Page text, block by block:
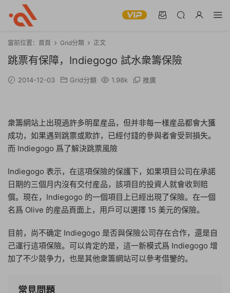
當前位置： 首頁 Grid分類 正文
跳票有保障，Indiegogo 試水衆籌保險
2014-12-03 Grid分類 1.98k 推廣
衆籌網站上出現過許多明星産品，但并非每一樣産品都會大獲
成功，如果遇到跳票或欺詐，已經付錢的參與者會受到損失。
而 Indiegogo 爲了解決跳票風險
Indiegogo 表示，在這項保險的保護下，如果項目公司在承諾
日期的三個月内沒有交付産品，該項目的投資人就會收到賠
償。現在，Indiegogo 的一個項目上已經出現了保險。在一個
名爲 Olive 的産品頁面上，用戶可以選擇 15 美元的保險。
目前，尚不确定 Indiegogo 是否與保險公司存在合作，還是自
己運行這項保險。可以肯定的是，這一新模式爲 Indiegogo 增
加了不少競争力，也是其他衆籌網站可以參考借鑒的。
常見問題